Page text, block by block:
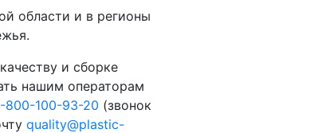
области и в регионы
и сборке
нашим операторам
800-100-93-20 (звонок
quality@plastic-